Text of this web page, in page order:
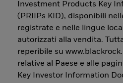
Investment Products Key
(PRIIPs KID), disponibili
registrate e nelle lingue
autorizzati alla vendita.
reperibile su
relative al Paese e alle
Key Investor Information